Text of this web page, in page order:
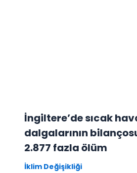
İngiltere’de sıcak
dalgalarının
2.877 fazla ölüm
İklim Değişikliği